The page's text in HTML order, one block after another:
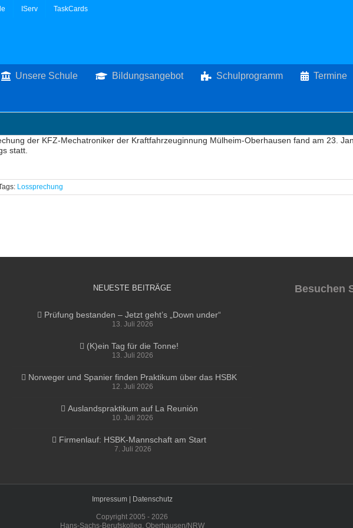
IServ TaskCards
Unsere Schule Bildungsangebot Schulprogramm Termine
der KFZ-Mechatroniker der Kraftfahrzeuginnung Mülheim-Oberhausen fand am 23.
statt.
Lossprechung
NEUESTE BEITRÄGE
Prüfung bestanden – Jetzt geht’s „Down under“
13. Juli 2026
(K)ein Tag für die Tonne!
13. Juli 2026
Norweger und Spanier finden Praktikum über das HSBK
12. Juli 2026
Auslandspraktikum auf La Reunión
10. Juli 2026
Firmenlauf: HSBK-Mannschaft am Start
7. Juli 2026
Besuchen
Impressum | Datenschutz
Copyright 2005 - 2026
Hans-Sachs-Berufskolleg, Oberhausen/NRW